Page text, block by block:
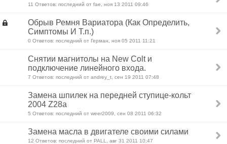
11 Ответов: последний от fae, ноя 13 2011 09:46
Обрыв Ремня Вариатора (Как Определить,
Симптомы И Т.п.)
0 Ответов: последний от Герман, ноя 05 2011 11:21
Снятии магнитолы на New Colt и
подключение линейного входа.
7 Ответов: последний от andrey_t, сен 19 2011 07:48
Замена шпилек на передней ступице-кольт
2004 Z28a
5 Ответов: последний от weer2009, сен 08 2011 06:32
Замена масла в двигателе своими силами
12 Ответов: последний от PALL, авг 31 2011 10:47